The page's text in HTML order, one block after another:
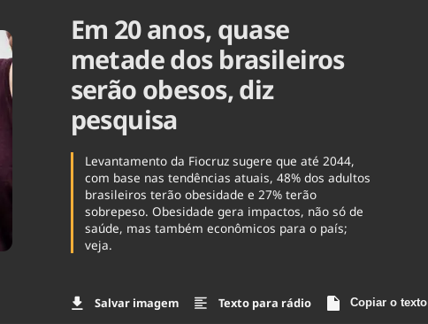
Em 20 anos, quase
metade dos brasileiros
serão obesos, diz
pesquisa
Levantamento da Fiocruz sugere que até 2044,
com base nas tendências atuais, 48% dos adultos
brasileiros terão obesidade e 27% terão
sobrepeso. Obesidade gera impactos, não só de
saúde, mas também econômicos para o país;
veja.
Salvar imagem Texto para rádio Copiar o texto